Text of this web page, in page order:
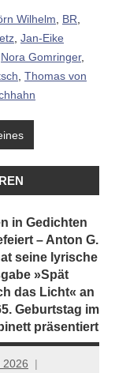
Wilhelm, BR,
, Jan-Eike
Nora Gomringer,
, Thomas von
in Gedichten
– Anton G.
seine lyrische
»Spät
das Licht« an
Geburtstag im
präsentiert
2026